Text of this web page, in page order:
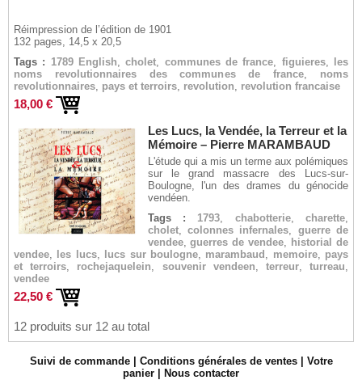
Réimpression de l’édition de 1901
132 pages, 14,5 x 20,5
Tags : 1789 English, cholet, communes de france, figuieres,
les
noms revolutionnaires des communes de france,
noms
revolutionnaires, pays et terroirs, revolution, revolution francaise
18,00 €
Les Lucs, la Vendée, la Terreur et la
Mémoire – Pierre MARAMBAUD
L'étude qui a mis un terme aux polémiques
sur le grand massacre des Lucs-sur-
Boulogne, l'un des drames du génocide
vendéen.
Tags : 1793, chabotterie, charette,
cholet, colonnes infernales, guerre de
vendee, guerres de vendee, historial de
vendee, les lucs, lucs sur boulogne, marambaud , memoire, pays
et terroirs, rochejaquelein, souvenir vendeen, terreur, turreau,
vendee
22,50 €
12 produits sur 12 au total
Suivi de commande Conditions générales de ventes
Votre
panier
Nous contacter